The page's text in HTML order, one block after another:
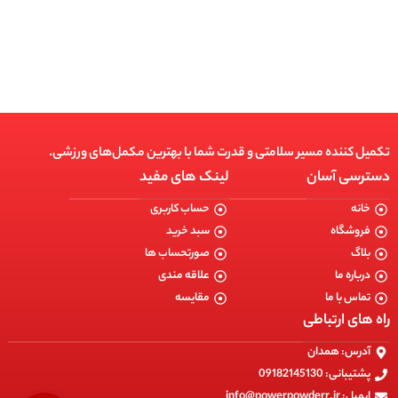
تکمیل کننده مسیر سلامتی و قدرت شما با بهترین مکمل‌های ورزشی.
دسترسی آسان
خانه
فروشگاه
بلاگ
درباره ما
تماس با ما
لینک های مفید
حساب کاربری
سبد خرید
صورتحساب ها
علاقه مندی
مقایسه
راه های ارتباطی
آدرس: همدان
پشتیبانی: 09182145130